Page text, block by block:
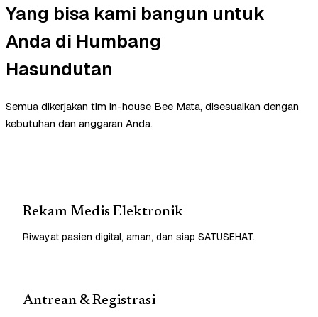
Yang bisa kami bangun untuk
Anda di Humbang
Hasundutan
Semua dikerjakan tim in-house Bee Mata, disesuaikan dengan
kebutuhan dan anggaran Anda.
Rekam Medis Elektronik
Riwayat pasien digital, aman, dan siap SATUSEHAT.
Antrean & Registrasi